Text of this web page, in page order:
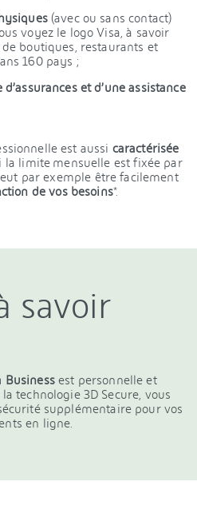
(avec ou sans contact)
voyez le logo Visa, à savoir
boutiques, restaurants et
160 pays ;
d’assurances et d’une assistance
est aussi caractérisée
la limite mensuelle est fixée par
par exemple être facilement
de vos besoins*.
savoir
Businessest personnelle et
technologie 3D Secure, vous
supplémentaire pour vos
en ligne.